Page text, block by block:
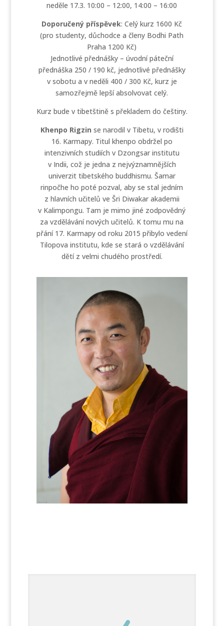
neděle 17.3. 10:00 – 12:00, 14:00 – 16:00
Doporučený příspěvek: Celý kurz 1600 Kč
(pro studenty, důchodce a členy Bodhi Path
Praha 1200 Kč)
Jednotlivé přednášky – úvodní páteční
přednáška 250 / 190 kč, jednotlivé přednášky
v sobotu a v neděli 400 / 300 Kč, kurz je
samozřejmě lepší absolvovat celý.
Kurz bude v tibetštině s překladem do češtiny.
Khenpo Rigzin se narodil v Tibetu, v rodišti
16. Karmapy. Titul khenpo obdržel po
intenzivních studiích v Dzongsar institutu
v Indii, což je jedna z nejvýznamnějších
univerzit tibetského buddhismu. Šamar
rinpočhe ho poté pozval, aby se stal jedním
z hlavních učitelů ve Šri Diwakar akademii
v Kalimpongu. Tam je mimo jiné zodpovědný
za vzdělávání nových učitelů. K tomu mu na
přání 17. Karmapy od roku 2015 přibylo vedení
Tilopova institutu, kde se stará o vzdělávání
dětí z velmi chudého prostředí.